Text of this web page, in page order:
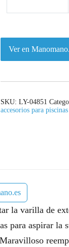
i
g
i
n
:
7
Ver en
SKU: LY-04851
accesorios para piscinas
la varilla de
para aspirar la